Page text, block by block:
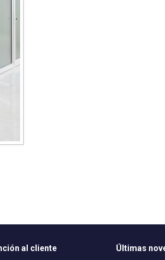
al cliente Últimas